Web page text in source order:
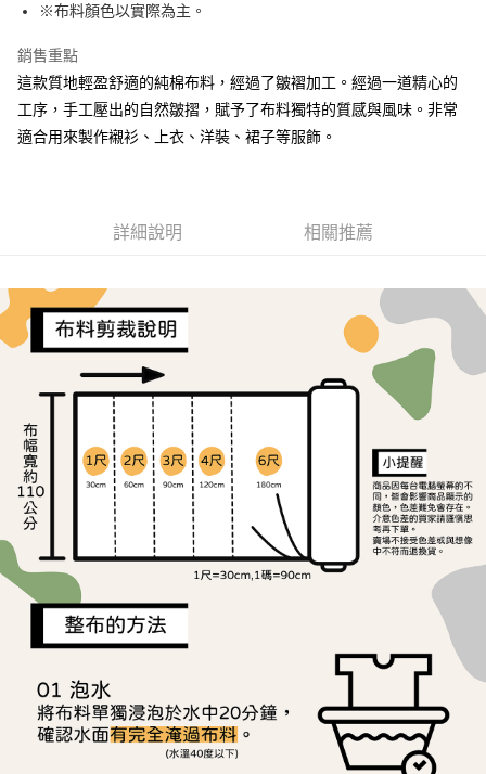
相關說明
1.本服務由台灣大哥大提供，台灣大哥大用戶可立即使用無須另外申請。
2.付款方式選擇「大哥付你分期」，訂單成立後會自動跳轉到大哥付的交易
流程，驗證手機門號後，選擇欲分期的期數、繳款截止日，確認付款後即完
成交易。
3.實際核准額度、可分期數及費用金額請依後續交易確認頁面所載為準。
1.分期款項不併入電信帳單，「大哥付你分期」於每月結算日後寄送繳費提
帳／街口支付／iPASS MONEY」等通路繳費。
【注意事項】
1.本服務係由「台灣大哥大股份有限公司」（以下簡稱本公司）所提供，讓
用戶於交易時，得透過本服務購買商品或服務，並由商店將買賣／分期付款
買賣價金債權讓與本公司後，依約使用本公司帳單繳交帳款。
2.基於同意付款使用「大哥付你分期」之契約關係目的，商店將以您的個人
資料（包含姓名、電話或地址）提供予台灣大哥大進項蒐集、處理及利用，
由本公司與您本人進行分期帳單所需資料之確認、核對及更正。
3.完整用戶服務條款，請詳閱以下連結：https://oppay.tw/userRule
AFTEE先享後付
相關說明
【關於「AFTEE先享後付」】
AFTEE先享後付是「在收到商品之後才付款」的支付方式。 讓您購物簡單
便利好安心！
【「AFTEE先享後付」結帳流程】
２．訂單成立數日內，您將收到繳費通知簡訊。
３．收到繳費通知簡訊後14天內，點擊此簡訊中的連結，可透過四大超商／
ATM／網路銀行／等多元方式進行付款，方視為交易完成。
※ 請注意：結帳手續完成當下不需立刻繳費，但若您需要取消訂單，請聯絡
購買商品的店家。未經商家同意取消之訂單仍視為有效，需透過AFTEE先享
後付繳納相關費用。
※ 交易是否成功請以「AFTEE先享後付 」之結帳頁面顯示為準，若有關於
是否繳費成功／繳費後需取消欲退款等相關疑問，請聯繫「AFTEE先享後付
客戶支援中心」 https://netprotections.freshdesk.com/support/home
【注意事項】
１．透過由恩沛科技股份有限公司提供之「AFTEE先享後付」服務完成之交
易，需依本服務之必要範圍內提供個人資料，並將交易相關給付款項請求債
權轉讓予恩沛科技股份有限公司。
２．關於個人資料處理事宜，請瀏覽以下網址：
https://aftee.tw/terms/#terms3
３．未成年的使用者請事先徵得法定代理人或監護人之同意方可使用
「AFTEE先享後付」，若未經同意申辦者引起之損失，本公司不負相關責
４．使用「AFTEE先享後付」時，將依據個別帳號之用戶狀況，依本公司即
時審查核予不同之上限額度；若仍有額度不足之情形，本公司將視審查結果
請求用戶進行身份認證。
５．嚴禁一人註冊多個帳號或使用他人資訊註冊。若發現惡意使用之情形，
恩沛科技股份有限公司將有權停止該用戶之使用額度並採取法律行動。
每筆NT$65，滿NT$1,500(含以上)免運費
每筆NT$65，滿NT$1,500(含以上)免運費
宅配
每筆NT$150，滿NT$1,500(含以上)免運費
離島宅配
每筆NT$240
※布料顏色以實際為主。
銷售重點
這款質地輕盈舒適的純棉布料，經過了皺褶加工。經過一道精心的
工序，手工壓出的自然皺摺，賦予了布料獨特的質感與風味。非常
適合用來製作襯衫、上衣、洋裝、裙子等服飾。
詳細說明 相關推薦